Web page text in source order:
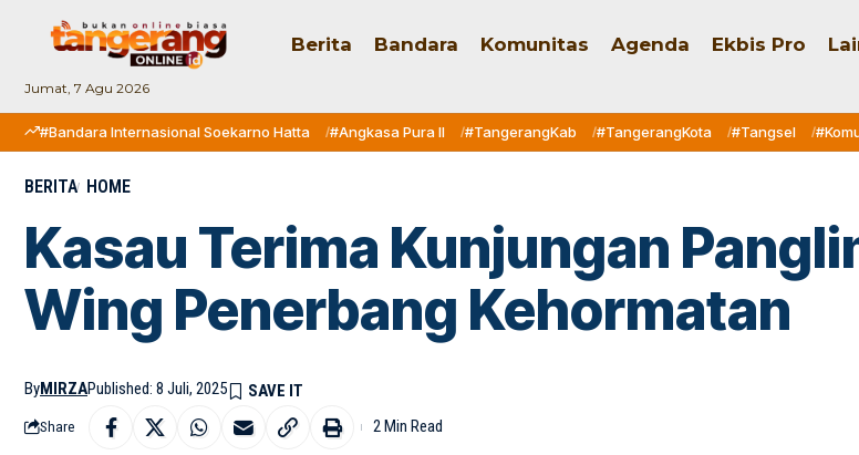
Jumat, 7 Agu 2026
Berita Bandara Komunitas Agenda Ekbis Pro
#Bandara Internasional Soekarno Hatta #Angkasa Pura II #TangerangKab #TangerangKota #Tangsel
BERITA HOME
Kasau Terima Kunjungan
Wing Penerbang Kehormatan
ByMIRZAPublished: 8 Juli, 2025
Share 2 Min Read